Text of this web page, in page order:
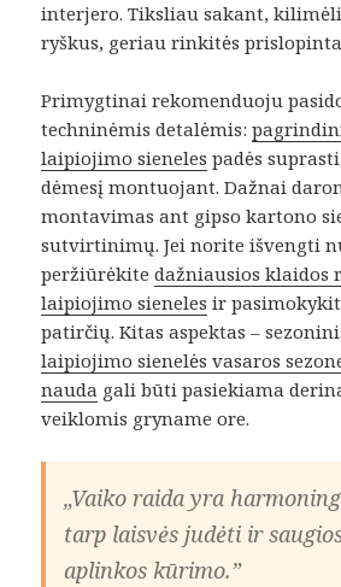
interjero. Tiksliau sakant,
ryškus, geriau rinkitės
Primygtinai rekomenduoju
techninėmis detalėmis:
laipiojimo sieneles padės
dėmesį montuojant. Dažnai
montavimas ant gipso kartono
sutvirtinimų. Jei norite išvengti
peržiūrėkitedažniausios klaidos
laipiojimo sieneles ir
patirčių. Kitas aspektas –
laipiojimo sienelės vasaros
nauda gali būti pasiekiama
veiklomis gryname ore.
„Vaiko raida yra
tarp laisvės judėti ir
aplinkos kūrimo.”